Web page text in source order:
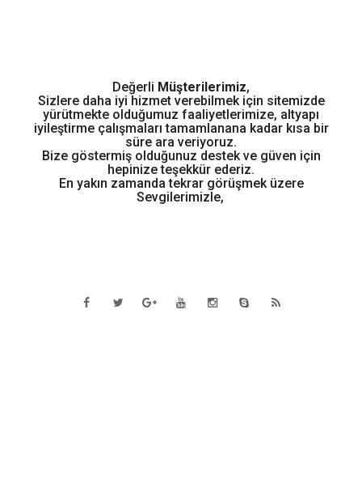
Değerli Müşterilerimiz,
Sizlere daha iyi hizmet verebilmek için sitemizde
yürütmekte olduğumuz faaliyetlerimize, altyapı
iyileştirme çalışmaları tamamlanana kadar kısa bir
süre ara veriyoruz.
Bize göstermiş olduğunuz destek ve güven için
hepinize teşekkür ederiz.
En yakın zamanda tekrar görüşmek üzere
Sevgilerimizle,